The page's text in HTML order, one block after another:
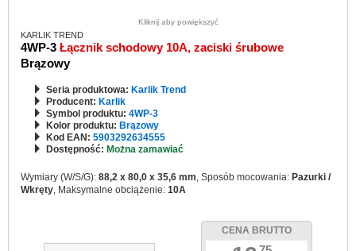
Kliknij aby powiększyć
KARLIK TREND
4WP-3 Łącznik schodowy 10A, zaciski śrubowe
Brązowy
Seria produktowa: Karlik Trend
Producent: Karlik
Symbol produktu: 4WP-3
Kolor produktu: Brązowy
Kod EAN: 5903292634555
Dostępność: Można zamawiać
Wymiary (W/S/G): 88,2 x 80,0 x 35,6 mm, Sposób mocowania: Pazurki /
Wkręty, Maksymalne obciążenie: 10A
CENA BRUTTO